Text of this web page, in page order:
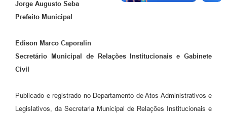
Jorge Augusto Seba
Prefeito Municipal
Edison Marco Caporalin
Secretário Municipal de Relações Institucionaise Gabinete
Civil
Publicado e registrado no Departamento de Atos Administrativos e
Legislativos, da Secretaria Municipal de Relações Institucionais e